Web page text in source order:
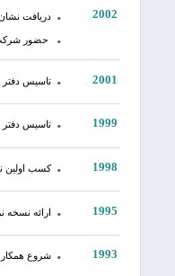
2002 دریافت
حضور شرکت در
2001 تاسیس
1999 تاسیس
1998 کسب اولین
1995 ارائه نسخه
1993 شروع